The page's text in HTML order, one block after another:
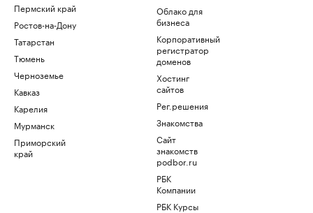
Пермский край
Ростов-на-Дону
Татарстан
Тюмень
Черноземье
Кавказ
Карелия
Мурманск
Приморский
край
Облако для
бизнеса
Корпоративный
регистратор
доменов
Хостинг
сайтов
Рег.решения
Знакомства
Сайт
знакомств
podbor.ru
РБК
Компании
РБК Курсы